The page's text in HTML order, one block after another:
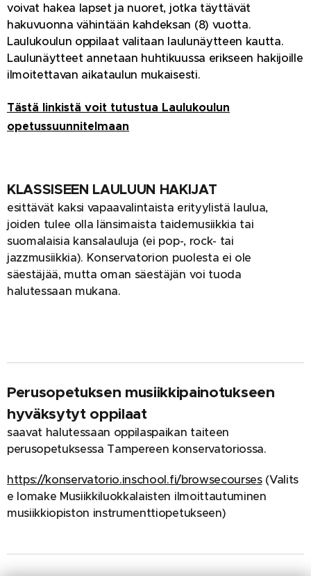
voivat hakea lapset ja nuoret, jotka täyttävät
hakuvuonna vähintään kahdeksan (8) vuotta.
Laulukoulun oppilaat valitaan laulunäytteen kautta.
Laulunäytteet annetaan huhtikuussa erikseen hakijoille
ilmoitettavan aikataulun mukaisesti.
Tästä linkistä voit tutustua Laulukoulun
opetussuunnitelmaan
KLASSISEEN LAULUUN HAKIJAT
esittävät kaksi vapaavalintaista erityylistä laulua,
joiden tulee olla länsimaista taidemusiikkia tai
suomalaisia kansalauluja (ei pop-, rock- tai
jazzmusiikkia). Konservatorion puolesta ei ole
säestäjää, mutta oman säestäjän voi tuoda
halutessaan mukana.
Perusopetuksen musiikkipainotukseen
hyväksytyt oppilaat
saavat halutessaan oppilaspaikan taiteen
perusopetuksessa Tampereen konservatoriossa.
https://konservatorio.inschool.fi/browsecourses(Valits
e lomake Musiikkiluokkalaisten ilmoittautuminen
musiikkiopiston instrumenttiopetukseen)